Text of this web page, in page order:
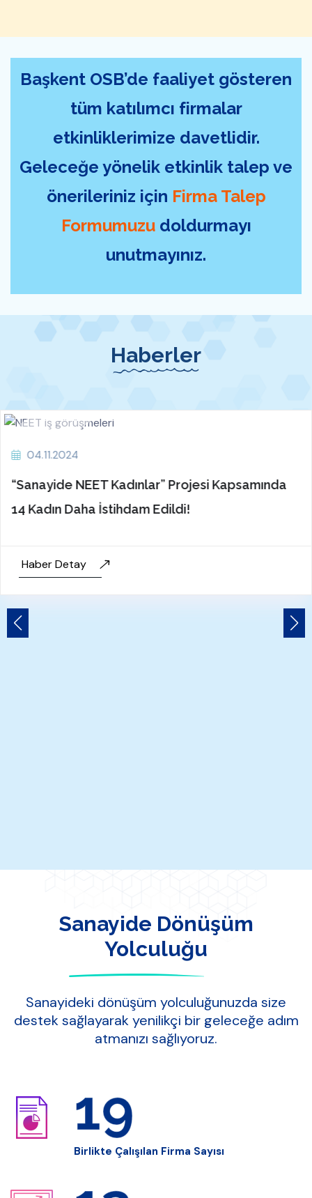
Başkent OSB’de faaliyet gösteren
tüm katılımcı firmalar
etkinliklerimize davetlidir.
Geleceğe yönelik etkinlik talep ve
önerileriniz için Firma Talep
Formumuzudoldurmayı
unutmayınız.
Haberler
04.11.2024
“Sanayide NEET Kadınlar” Projesi Kapsamında
14 Kadın Daha İstihdam Edildi!
Haber Detay
Sanayide Dönüşüm
Yolculuğu
Sanayideki dönüşüm yolculuğunuzda size
destek sağlayarak yenilikçi bir geleceğe adım
atmanızı sağlıyoruz.
26
Birlikte Çalışılan Firma Sayısı